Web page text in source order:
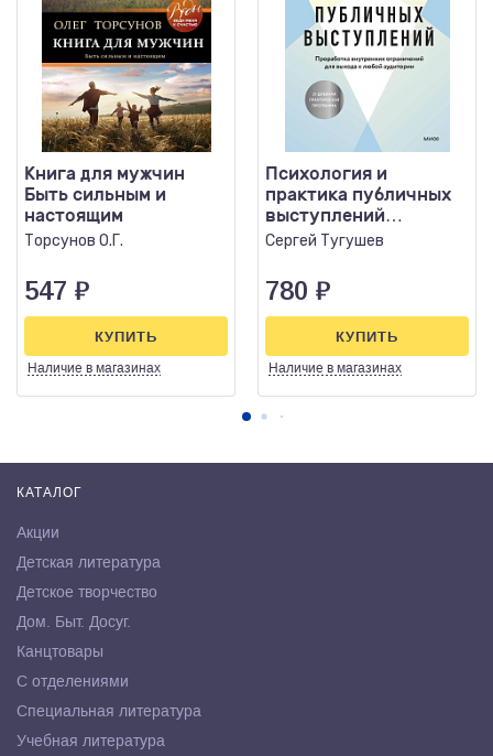
Книга для мужчин
Быть сильным и
настоящим
Торсунов О.Г.
547 ₽
Наличие в магазинах
КУПИТЬ
Психология и
практика публичных
выступлений
Проработка
ограничений...
Сергей Тугушев
780 ₽
Наличие в магазинах
КУПИТЬ
КАТАЛОГ
Акции
Детская литература
Детское творчество
Дом. Быт. Досуг.
Канцтовары
С отделениями
Специальная литература
Учебная литература